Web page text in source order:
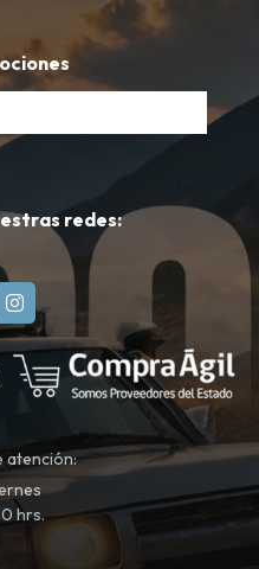
redes:
atención:
hrs.